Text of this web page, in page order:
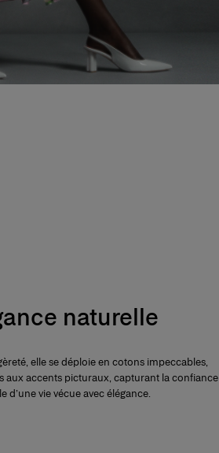
naturelle
elle se déploie en cotons impeccables,
aux accents picturaux, capturant la confiance
d’une vie vécue avec élégance.